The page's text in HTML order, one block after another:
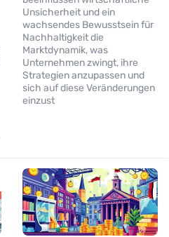
Unsicherheit und ein
wachsendes Bewusstsein für
Nachhaltigkeit die
Marktdynamik, was
Unternehmen zwingt, ihre
Strategien anzupassen und
sich auf diese Veränderungen
einzust